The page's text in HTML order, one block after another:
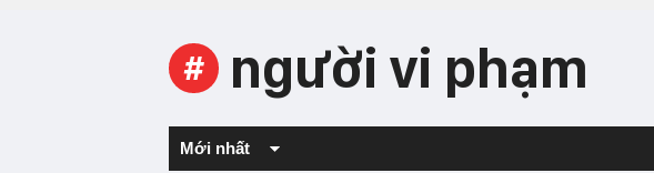
# người vi phạm
Mới nhất